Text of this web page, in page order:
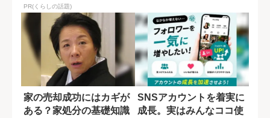
PR(くらしの話題)
家の売却成功にはカギが
ある？家処分の基礎知識
SNSアカウントを着実に
成長。実はみんなココ使